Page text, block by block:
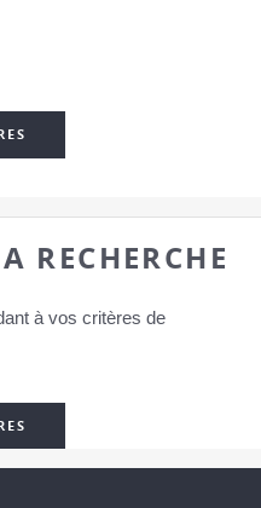
RECHERCHE
à vos critères de